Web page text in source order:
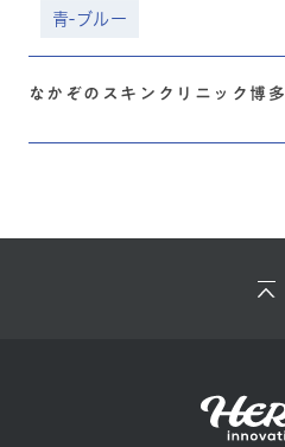
青-ブルー
なかぞのスキンクリニック博多